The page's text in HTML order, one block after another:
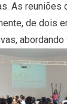
As reuniões
de dois
abordando